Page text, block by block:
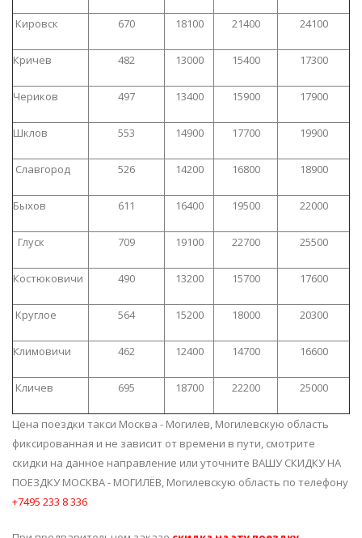
Кировск 670 18100 21400 24100
Кричев 482 13000 15400 17300
Чериков 497 13400 15900 17900
Шклов 553 14900 17700 19900
Славгород 526 14200 16800 18900
Быхов 611 16400 19500 22000
Глуск 709 19100 22700 25500
Костюковичи 490 13200 15700 17600
Круглое 564 15200 18000 20300
Климовичи 462 12400 14700 16600
Кличев 695 18700 22200 25000
Цена поездки такси Москва - Могилев, Могилевскую область
фиксированная и не зависит от времени в пути, смотрите
скидки на данное направление или уточните ВАШУ СКИДКУ НА
ПОЕЗДКУ МОСКВА - МОГИЛЁВ, Могилевскую область по телефону
+7495 233 8 336